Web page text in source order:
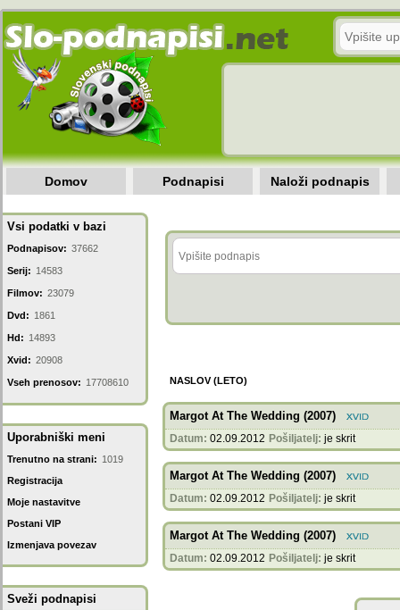
Domov Podnapisi Naloži podnapis
Vsi podatki v bazi
Podnapisov: 37662
Serij: 14583
Filmov: 23079
Dvd: 1861
Hd: 14893
Xvid: 20908
Vseh prenosov: 17708610
Uporabniški meni
Trenutno na strani: 1019
Registracija
Moje nastavitve
Postani VIP
Izmenjava povezav
Sveži podnapisi
NASLOV (LETO)
Margot At The Wedding (2007)
Datum: 02.09.2012 Pošiljatelj: je skrit
Margot At The Wedding (2007)
Datum: 02.09.2012 Pošiljatelj: je skrit
Margot At The Wedding (2007)
Datum: 02.09.2012 Pošiljatelj: je skrit